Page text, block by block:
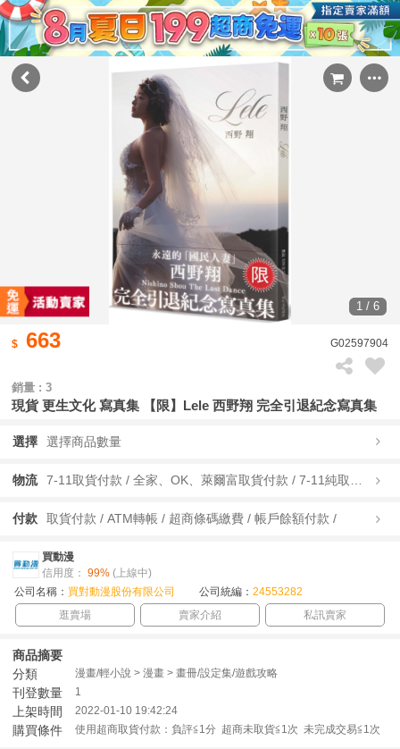
1 / 6
663 G02597904
銷量 : 3
現貨 更生文化 寫真集 【限】Lele 西野翔 完全引退紀念寫真集
選擇 選擇商品數量
物流
付款 取貨付款 / ATM轉帳 / 超商條碼繳費 / 帳戶餘額付款 /
買動漫
信用度： 99% (上線中)
公司名稱： 買對動漫股份有限公司 公司統編： 24553282
逛賣場
賣家介紹 私訊賣家
商品摘要
分類
漫畫/輕小說 > 漫畫 > 畫冊/設定集/遊戲攻略
刊登數量 1
上架時間 2022-01-10 19:42:24
購買條件 使用超商取貨付款：負評≦1分 超商未取貨≦1次 未完成交易≦1次